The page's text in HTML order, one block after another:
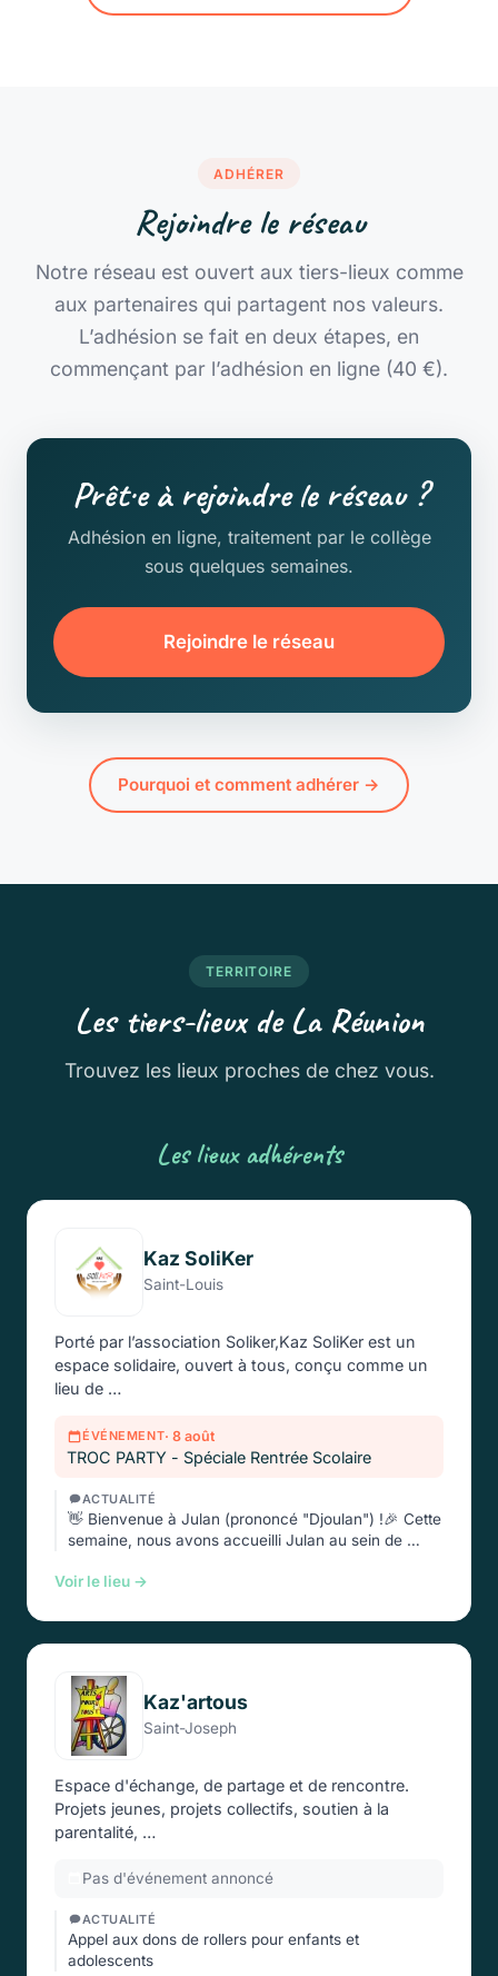
ADHÉRER
Rejoindre le réseau
Notre réseau est ouvert aux tiers-lieux comme
aux partenaires qui partagent nos valeurs.
L’adhésion se fait en deux étapes, en
commençant par l’adhésion en ligne (40 €).
Prêt·e à rejoindre le réseau ?
Adhésion en ligne, traitement par le collège
sous quelques semaines.
Rejoindre le réseau
Pourquoi et comment adhérer →
TERRITOIRE
Les tiers-lieux de La Réunion
Trouvez les lieux proches de chez vous.
Les lieux adhérents
Kaz SoliKer
Saint-Louis
Porté par l’association Soliker,Kaz SoliKer est un
espace solidaire, ouvert à tous, conçu comme un
lieu de …
ÉVÉNEMENT· 8 août
TROC PARTY - Spéciale Rentrée Scolaire
ACTUALITÉ
👋 Bienvenue à Julan (prononcé "Djoulan") !🎉 Cette
semaine, nous avons accueilli Julan au sein de …
Voir le lieu →
Kaz'artous
Saint-Joseph
Espace d'échange, de partage et de rencontre.
Projets jeunes, projets collectifs, soutien à la
parentalité, …
Pas d'événement annoncé
ACTUALITÉ
Appel aux dons de rollers pour enfants et
adolescents